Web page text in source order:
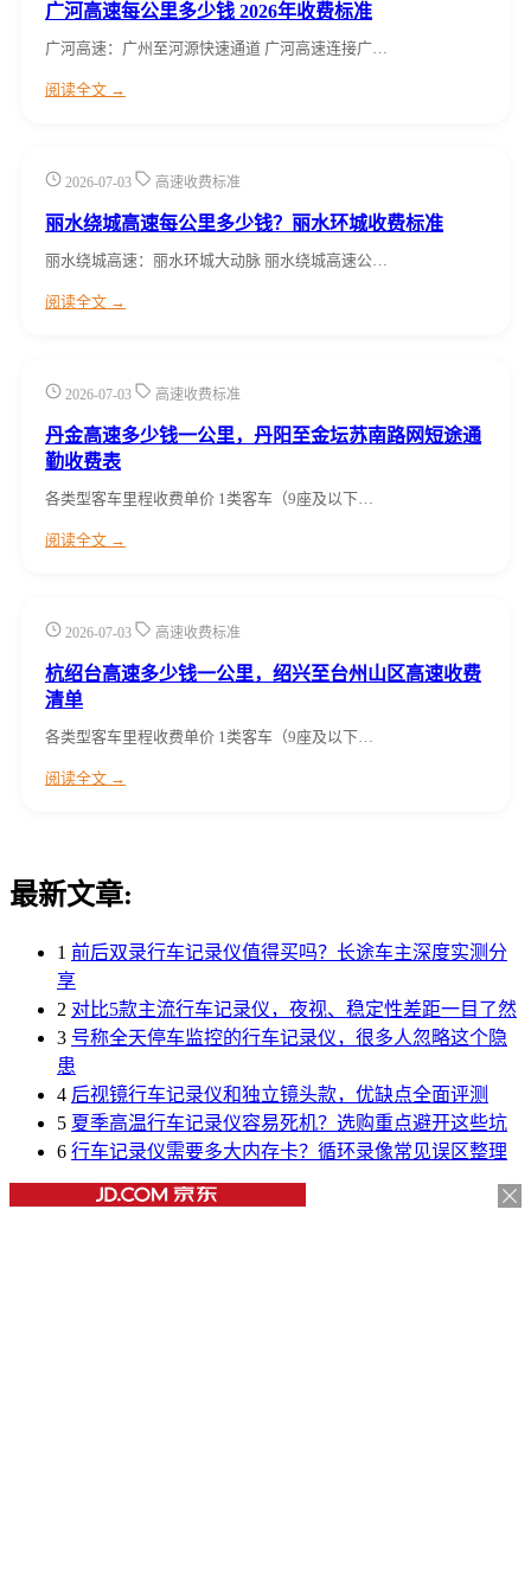
广河高速每公里多少钱 2026年收费标准
广河高速：广州至河源快速通道 广河高速连接广…
阅读全文 →
2026-07-03 高速收费标准
丽水绕城高速每公里多少钱？丽水环城收费标准
丽水绕城高速：丽水环城大动脉 丽水绕城高速公…
阅读全文 →
2026-07-03 高速收费标准
丹金高速多少钱一公里，丹阳至金坛苏南路网短途通
勤收费表
各类型客车里程收费单价 1类客车（9座及以下…
阅读全文 →
2026-07-03 高速收费标准
杭绍台高速多少钱一公里，绍兴至台州山区高速收费
清单
各类型客车里程收费单价 1类客车（9座及以下…
阅读全文 →
最新文章:
1 前后双录行车记录仪值得买吗？长途车主深度实测分
享
2 对比5款主流行车记录仪，夜视、稳定性差距一目了然
3 号称全天停车监控的行车记录仪，很多人忽略这个隐
患
4 后视镜行车记录仪和独立镜头款，优缺点全面评测
5 夏季高温行车记录仪容易死机？选购重点避开这些坑
6 行车记录仪需要多大内存卡？循环录像常见误区整理